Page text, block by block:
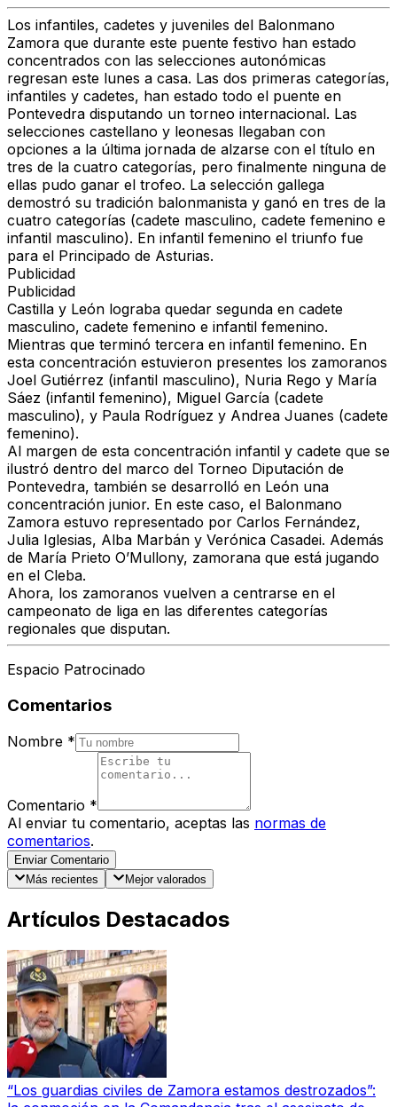
Los infantiles, cadetes y juveniles del Balonmano
Zamora que durante este puente festivo han estado
concentrados con las selecciones autonómicas
regresan este lunes a casa. Las dos primeras categorías,
infantiles y cadetes, han estado todo el puente en
Pontevedra disputando un torneo internacional. Las
selecciones castellano y leonesas llegaban con
opciones a la última jornada de alzarse con el título en
tres de la cuatro categorías, pero finalmente ninguna de
ellas pudo ganar el trofeo. La selección gallega
demostró su tradición balonmanista y ganó en tres de la
cuatro categorías (cadete masculino, cadete femenino e
infantil masculino). En infantil femenino el triunfo fue
para el Principado de Asturias.
Publicidad
Publicidad
Castilla y León lograba quedar segunda en cadete
masculino, cadete femenino e infantil femenino.
Mientras que terminó tercera en infantil femenino. En
esta concentración estuvieron presentes los zamoranos
Joel Gutiérrez (infantil masculino), Nuria Rego y María
Sáez (infantil femenino), Miguel García (cadete
masculino), y Paula Rodríguez y Andrea Juanes (cadete
femenino).
Al margen de esta concentración infantil y cadete que se
ilustró dentro del marco del Torneo Diputación de
Pontevedra, también se desarrolló en León una
concentración junior. En este caso, el Balonmano
Zamora estuvo representado por Carlos Fernández,
Julia Iglesias, Alba Marbán y Verónica Casadei. Además
de María Prieto O’Mullony, zamorana que está jugando
en el Cleba.
Ahora, los zamoranos vuelven a centrarse en el
campeonato de liga en las diferentes categorías
regionales que disputan.
Espacio Patrocinado
Comentarios
Nombre *
Comentario *
Al enviar tu comentario, aceptas las normas de
comentarios.
Enviar Comentario
Más recientes
Mejor valorados
Artículos Destacados
“Los guardias civiles de Zamora estamos destrozados”: